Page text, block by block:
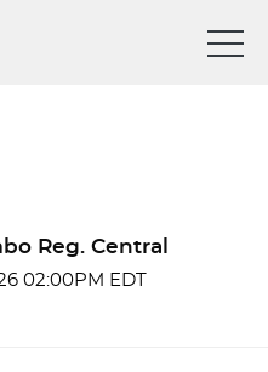
Reg. Central
02:00PM EDT